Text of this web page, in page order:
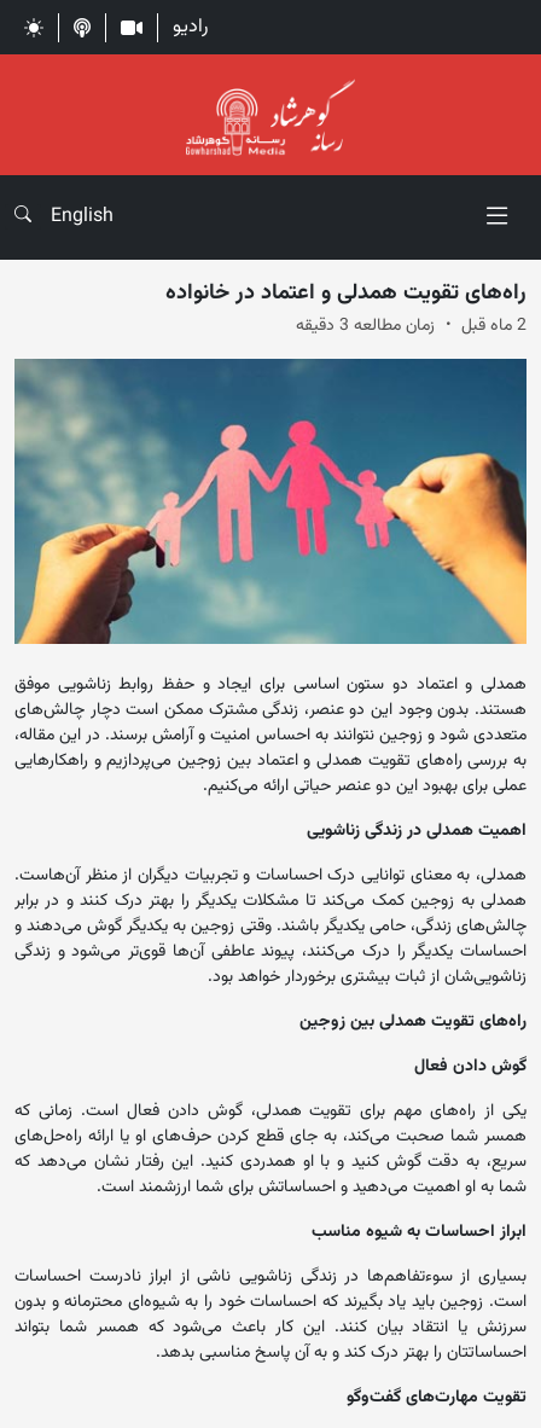
رادیو
English
راه‌های تقویت همدلی و اعتماد در خانواده
2 ماه قبل زمان مطالعه 3 دقیقه
همدلی و اعتماد دو ستون اساسی برای ایجاد و حفظ روابط زناشویی موفق
هستند. بدون وجود این دو عنصر، زندگی مشترک ممکن است دچار چالش‌های
متعددی شود و زوجین نتوانند به احساس امنیت و آرامش برسند. در این مقاله،
به بررسی راه‌های تقویت همدلی و اعتماد بین زوجین می‌پردازیم و راهکارهایی
عملی برای بهبود این دو عنصر حیاتی ارائه می‌کنیم.
اهمیت همدلی در زندگی زناشویی
همدلی، به معنای توانایی درک احساسات و تجربیات دیگران از منظر آن‌هاست.
همدلی به زوجین کمک می‌کند تا مشکلات یکدیگر را بهتر درک کنند و در برابر
چالش‌های زندگی، حامی یکدیگر باشند. وقتی زوجین به یکدیگر گوش می‌دهند و
احساسات یکدیگر را درک می‌کنند، پیوند عاطفی آن‌ها قوی‌تر می‌شود و زندگی
زناشویی‌شان از ثبات بیشتری برخوردار خواهد بود.
راه‌های تقویت همدلی بین زوجین
گوش دادن فعال
یکی از راه‌های مهم برای تقویت همدلی، گوش دادن فعال است. زمانی که
همسر شما صحبت می‌کند، به جای قطع کردن حرف‌های او یا ارائه راه‌حل‌های
سریع، به دقت گوش کنید و با او همدردی کنید. این رفتار نشان می‌دهد که
شما به او اهمیت می‌دهید و احساساتش برای شما ارزشمند است.
ابراز احساسات به شیوه مناسب
بسیاری از سوءتفاهم‌ها در زندگی زناشویی ناشی از ابراز نادرست احساسات
است. زوجین باید یاد بگیرند که احساسات خود را به شیوه‌ای محترمانه و بدون
سرزنش یا انتقاد بیان کنند. این کار باعث می‌شود که همسر شما بتواند
احساساتتان را بهتر درک کند و به آن پاسخ مناسبی بدهد.
تقویت مهارت‌های گفت‌وگو